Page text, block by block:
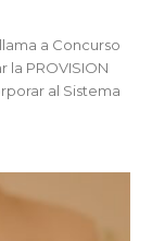
a Concurso
la PROVISION
al Sistema